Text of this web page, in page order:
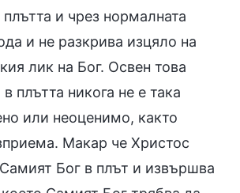
и чрез нормалната
и не разкрива изцяло на
лик на Бог. Освен това
плътта никога не е така
или неоценимо, както
Макар че Христос
Бог в плът и извършва